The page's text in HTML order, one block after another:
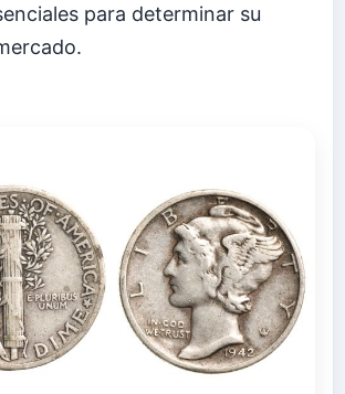
para determinar su